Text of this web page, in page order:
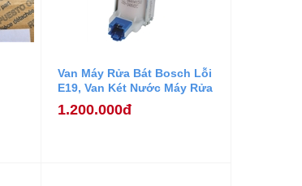
Van Máy Rửa Bát Bosch Lỗi
E19, Van Két Nước Máy Rửa
Bát Bosch.
1.200.000đ